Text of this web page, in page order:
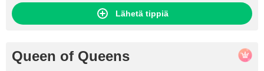
Lähetä tippiä
Queen of Queens